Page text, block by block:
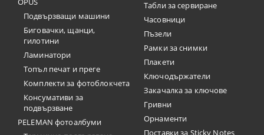
Подвързващи машини
Биговачки, щанци,
гилотини
Ламинатори
Топъл печат и преге
Комплекти за фотоблокчета
Консумативи за
подвързване
PELEMAN фотоалбуми
Табли за сервиране
Часовници
Пъзели
Рамки за снимки
Плакети
Ключодържатели
Закачалка за ключове
Гривни
Орнаменти
Поставки за Sticky Notes